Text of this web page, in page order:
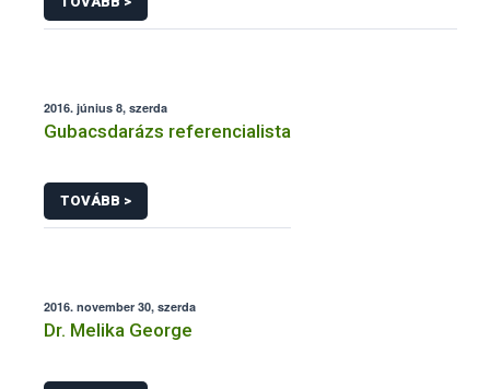
2016. június 8, szerda
Gubacsdarázs referencialista
TOVÁBB >
2016. november 30, szerda
Dr. Melika George